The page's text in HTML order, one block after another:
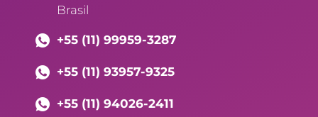
Brasil
+55 (11) 99959-3287
+55 (11) 93957-9325
+55 (11) 94026-2411